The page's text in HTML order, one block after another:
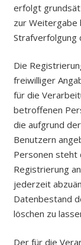
erfolgt
zur
Strafverfolgung
Die
freiwilliger
für die
betroffenen
die aufgrund
Benutzern
Personen steht
Registrierung
jederzeit
Datenbestand
löschen zu
Der für die